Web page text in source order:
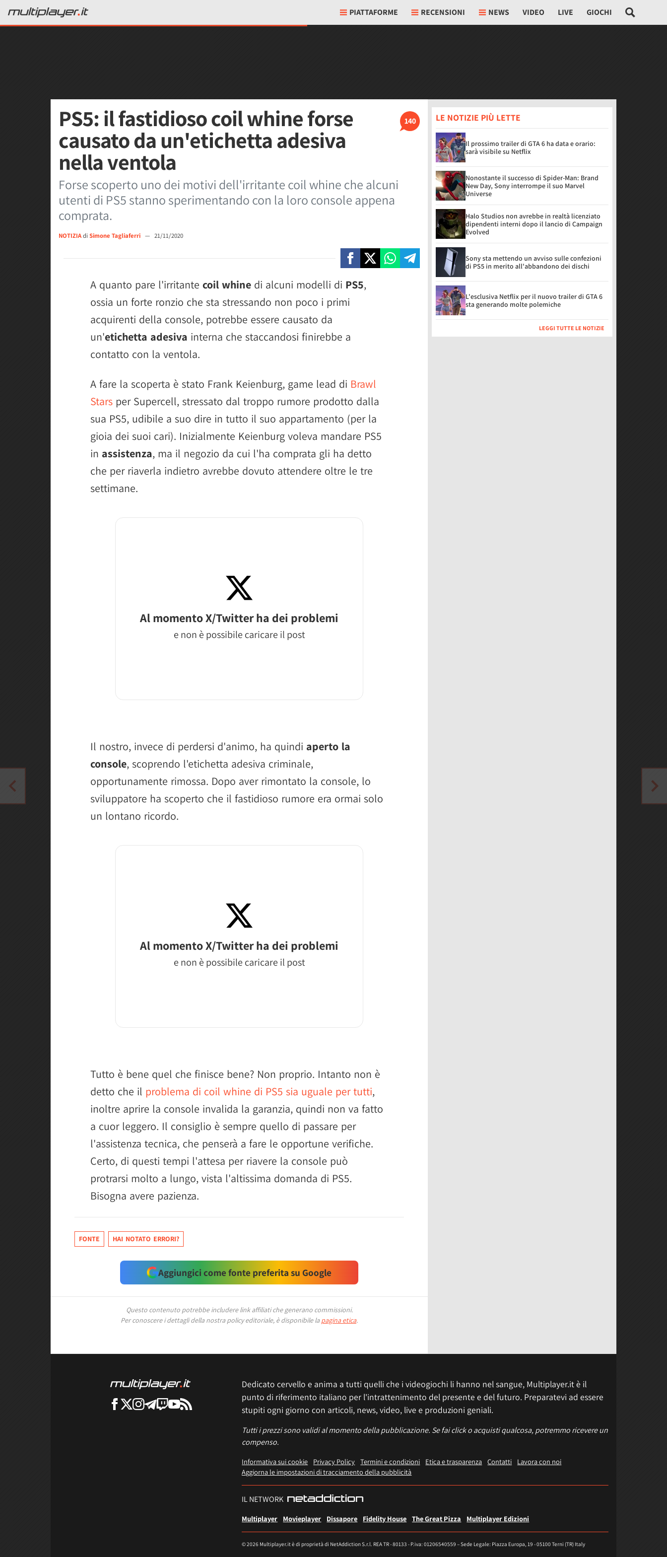
PIATTAFORME RECENSIONI NEWS VIDEO LIVE GIOCHI
140
PS5: il fastidioso coil whine forse
causato da un'etichetta adesiva
nella ventola
Forse scoperto uno dei motivi dell'irritante coil whine che alcuni
utenti di PS5 stanno sperimentando con la loro console appena
comprata.
NOTIZIAdi Simone Tagliaferri — 21/11/2020
A quanto pare l'irritante coil whine di alcuni modelli di PS5,
ossia un forte ronzio che sta stressando non poco i primi
acquirenti della console, potrebbe essere causato da
un'etichetta adesiva interna che staccandosi finirebbe a
contatto con la ventola.
A fare la scoperta è stato Frank Keienburg, game lead di Brawl
Stars per Supercell, stressato dal troppo rumore prodotto dalla
sua PS5, udibile a suo dire in tutto il suo appartamento (per la
gioia dei suoi cari). Inizialmente Keienburg voleva mandare PS5
in assistenza, ma il negozio da cui l'ha comprata gli ha detto
che per riaverla indietro avrebbe dovuto attendere oltre le tre
settimane.
Al momento X/Twitter ha dei problemi
e non è possibile caricare il post
Il nostro, invece di perdersi d'animo, ha quindi aperto la
console, scoprendo l'etichetta adesiva criminale,
opportunamente rimossa. Dopo aver rimontato la console, lo
sviluppatore ha scoperto che il fastidioso rumore era ormai solo
un lontano ricordo.
Al momento X/Twitter ha dei problemi
e non è possibile caricare il post
Tutto è bene quel che finisce bene? Non proprio. Intanto non è
detto che il problema di coil whine di PS5 sia uguale per tutti,
inoltre aprire la console invalida la garanzia, quindi non va fatto
a cuor leggero. Il consiglio è sempre quello di passare per
l'assistenza tecnica, che penserà a fare le opportune verifiche.
Certo, di questi tempi l'attesa per riavere la console può
protrarsi molto a lungo, vista l'altissima domanda di PS5.
Bisogna avere pazienza.
FONTE HAI NOTATO ERRORI?
Aggiungici come fonte preferita su Google
Questo contenuto potrebbe includere link affiliati che generano commissioni.
Per conoscere i dettagli della nostra policy editoriale, è disponibile la pagina etica.
LE NOTIZIE PIÙ LETTE
Il prossimo trailer di GTA 6 ha data e orario:
sarà visibile su Netflix
Nonostante il successo di Spider-Man: Brand
New Day, Sony interrompe il suo Marvel
Universe
Halo Studios non avrebbe in realtà licenziato
dipendenti interni dopo il lancio di Campaign
Evolved
Sony sta mettendo un avviso sulle confezioni
di PS5 in merito all'abbandono dei dischi
L'esclusiva Netflix per il nuovo trailer di GTA 6
sta generando molte polemiche
LEGGI TUTTE LE NOTIZIE
Dedicato cervello e anima a tutti quelli che i videogiochi li hanno nel sangue, Multiplayer.it è il
punto di riferimento italiano per l'intrattenimento del presente e del futuro. Preparatevi ad essere
stupiti ogni giorno con articoli, news, video, live e produzioni geniali.
Tutti i prezzi sono validi al momento della pubblicazione. Se fai click o acquisti qualcosa, potremmo ricevere un
compenso.
Informativa sui cookie Privacy Policy Termini e condizioni Etica e trasparenza Contatti
Lavora con noi
Aggiorna le impostazioni di tracciamento della pubblicità
IL NETWORK
Multiplayer Movieplayer Dissapore Fidelity House The Great Pizza Multiplayer Edizioni
© 2026 Multiplayer.it è di proprietà di NetAddiction S.r.l. REA TR - 80133 - P.iva: 01206540559 – Sede Legale: Piazza Europa, 19 - 05100 Terni (TR) Italy